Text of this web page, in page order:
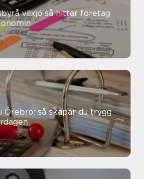
så hittar företag
Örebro: så skapar du trygg